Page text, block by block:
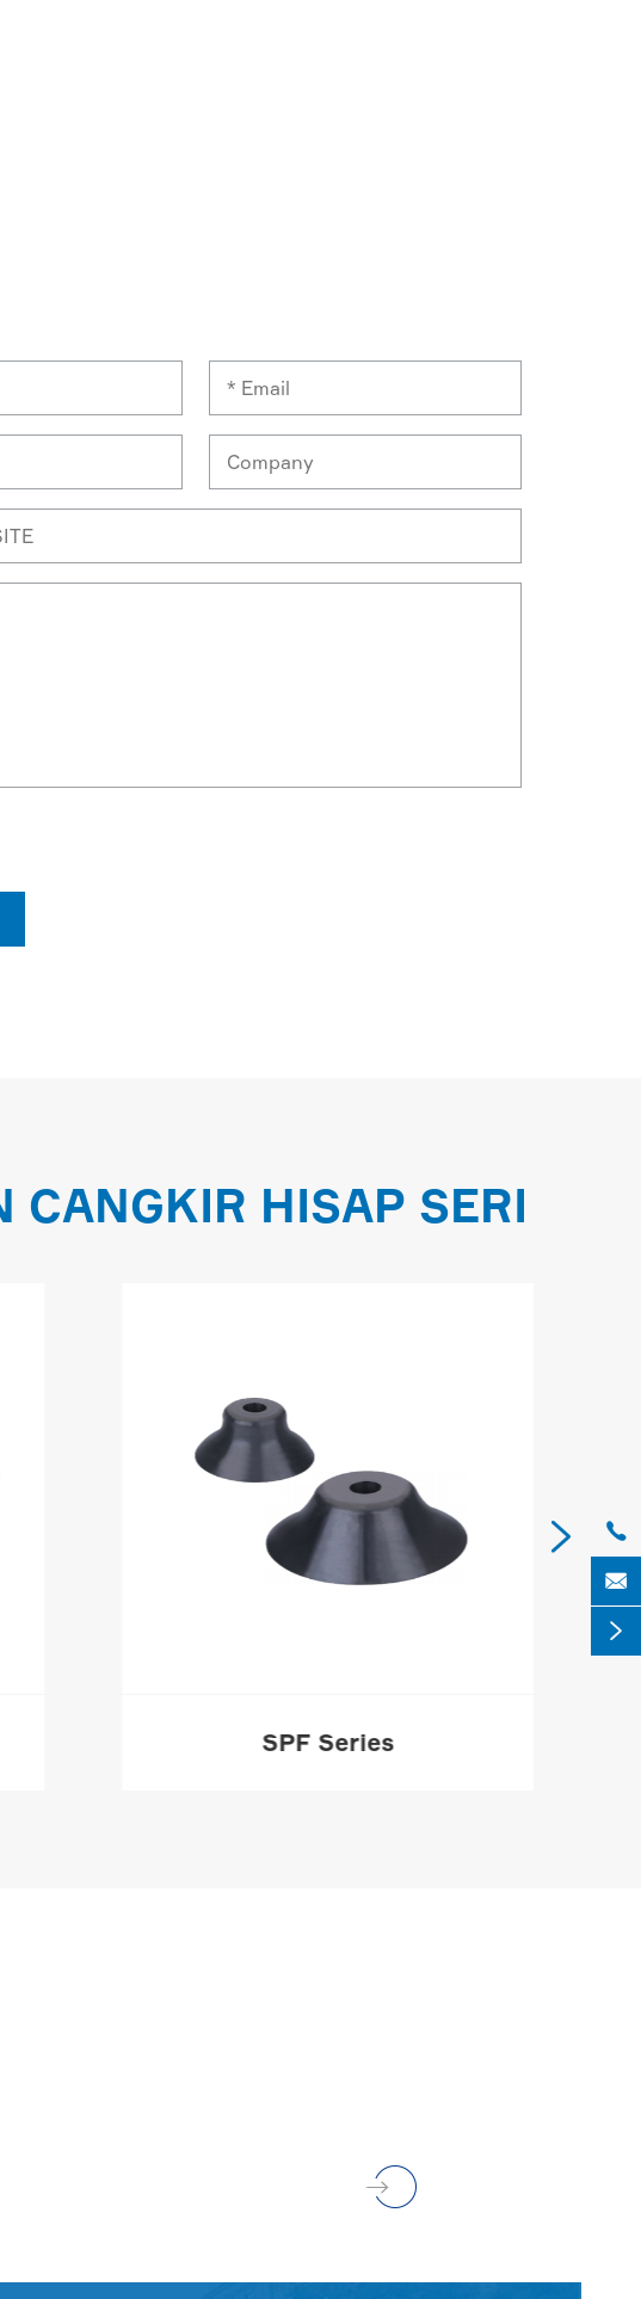
CANGKIR HISAP SERI
SPF Series



